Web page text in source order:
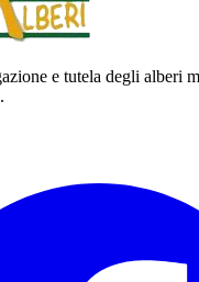
e tutela degli alberi